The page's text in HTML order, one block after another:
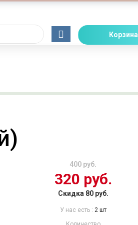
Корзина
400 руб.
320 руб.
Скидка 80 руб.
У нас есть : 2 шт